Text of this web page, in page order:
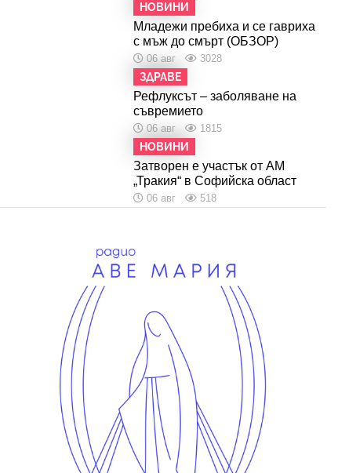
НОВИНИ
Младежи пребиха и се гавриха
с мъж до смърт (ОБЗОР)
06 авг 3028
ЗДРАВЕ
Рефлуксът – заболяване на
съвремието
06 авг 1815
НОВИНИ
Затворен е участък от АМ
„Тракия“ в Софийска област
06 авг 518